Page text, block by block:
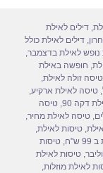
,דילים לאילת
,דילים לאילת כולל
נופש לאילת בדצמבר
חופשה באילת
,טיסה זולה לאילת
,טיסה לאילת ארקיע
דקה 90 ,טיסה
,טיסה לאילת מחיר
,טיסות לאילת
,טיסות
,טיסות לאילת
לאילת מוזלות